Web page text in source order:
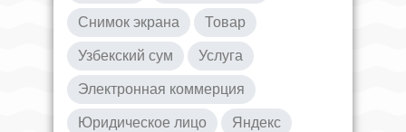
Снимок экрана Товар
Узбекский сум Услуга
Электронная коммерция
Юридическое лицо Яндекс